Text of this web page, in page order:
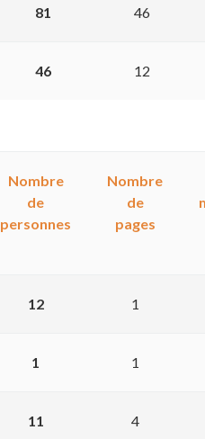
81 46
46 12
Nombre
de
personnes
Nombre
de
pages
12 1
1 1
11 4